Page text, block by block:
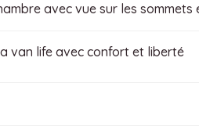
avec vue sur les sommets
van life avec confort et liberté